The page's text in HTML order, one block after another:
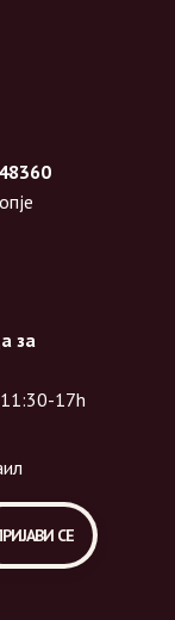
за
17h